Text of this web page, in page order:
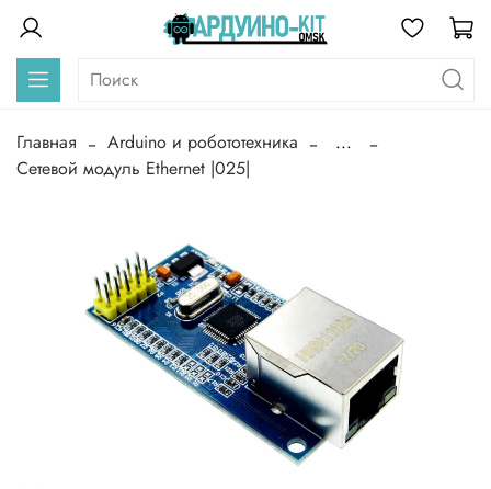
Главная Arduino и робототехника
...
Сетевой модуль Ethernet |025|